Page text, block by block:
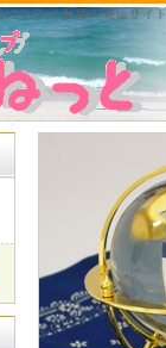
こだわり雑貨の通販サイト